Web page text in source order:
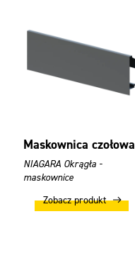
Maskownica czołowa
NIAGARA Okrągła -
maskownice
Zobacz produkt